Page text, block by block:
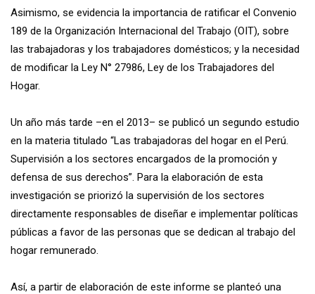
Asimismo, se evidencia la importancia de ratificar el Convenio
189 de la Organización Internacional del Trabajo (OIT), sobre
las trabajadoras y los trabajadores domésticos; y la necesidad
de modificar la Ley N° 27986, Ley de los Trabajadores del
Hogar.
Un año más tarde –en el 2013– se publicó un segundo estudio
en la materia titulado “Las trabajadoras del hogar en el Perú.
Supervisión a los sectores encargados de la promoción y
defensa de sus derechos”. Para la elaboración de esta
investigación se priorizó la supervisión de los sectores
directamente responsables de diseñar e implementar políticas
públicas a favor de las personas que se dedican al trabajo del
hogar remunerado.
Así, a partir de elaboración de este informe se planteó una